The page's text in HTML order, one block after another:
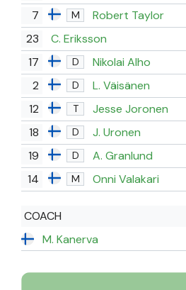
7 M Robert Taylor
23
C. Eriksson
17
D
Nikolai Alho
2
D
L. Väisänen
12
T
Jesse Joronen
18
D
J. Uronen
19
D
A. Granlund
14
M Onni Valakari
COACH
M. Kanerva